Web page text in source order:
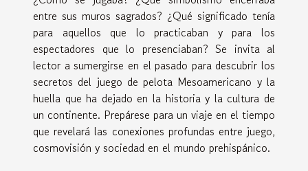
entre sus muros sagrados? ¿Qué significado tenía
para aquellos que lo practicaban y para los
espectadores que lo presenciaban? Se invita al
lector a sumergirse en el pasado para descubrir los
secretos del juego de pelota Mesoamericano y la
huella que ha dejado en la historia y la cultura de
un continente. Prepárese para un viaje en el tiempo
que revelará las conexiones profundas entre juego,
cosmovisión y sociedad en el mundo prehispánico.